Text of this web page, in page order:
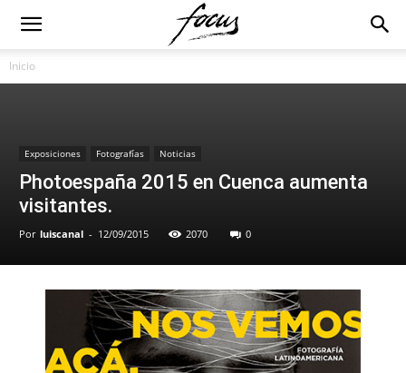
Inicio
Exposiciones Fotografías Noticias
Photoespaña 2015 en Cuenca aumenta
visitantes.
Por luiscanal - 12/09/2015 2070 0